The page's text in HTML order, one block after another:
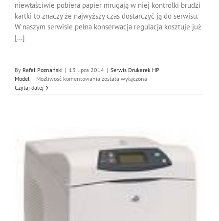
niewłaściwie pobiera papier mrugają w niej kontrolki brudzi
kartki to znaczy że najwyższy czas dostarczyć ją do serwisu.
W naszym serwisie pełna konserwacja regulacja kosztuje już
[...]
By Rafał Poznański | 13 lipca 2014 | Serwis Drukarek HP
Model | Możliwość komentowania Serwis
3050,
została wyłączona
Czytaj dalej